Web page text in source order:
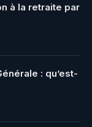
à la retraite par
: qu’est-